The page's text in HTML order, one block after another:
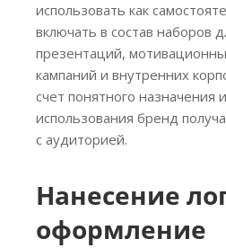
использовать как
включать в состав наборов
презентаций,
кампаний и внутренних
счет понятного назначения
использования бренд
с аудиторией.
Нанесение
оформление